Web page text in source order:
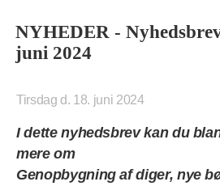
NYHEDER -
juni 2024
Tirsdag d. 18. juni 2024
I dette nyhedsbrev kan du
mere om
Genopbygning af diger, nye